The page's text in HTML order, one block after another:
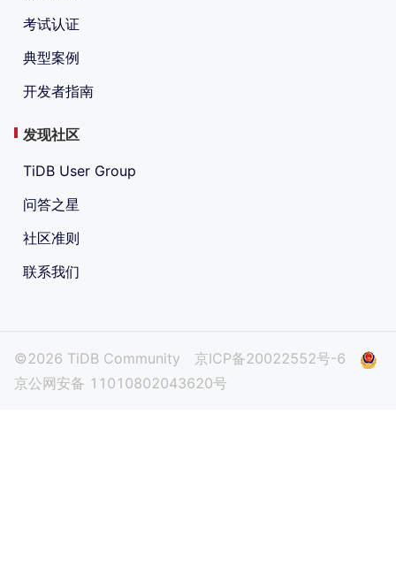
考试认证
典型案例
开发者指南
发现社区
TiDB User Group
问答之星
社区准则
联系我们
©2026 TiDB Community
京ICP备20022552号-6
京公网安备 11010802043620号